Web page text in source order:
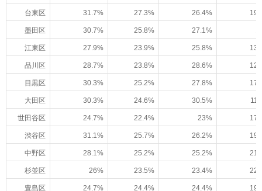
台東区 31.7% 27.3% 26.4%
墨田区 30.7% 25.8% 27.1%
江東区 27.9% 23.9% 25.8%
品川区 28.7% 23.8% 28.6%
目黒区 30.3% 25.2% 27.8%
大田区 30.3% 24.6% 30.5%
世田谷区 24.7% 22.4% 23%
渋谷区 31.1% 25.7% 26.2%
中野区 28.1% 25.2% 25.2%
杉並区 26% 23.5% 23.4%
豊島区 24.7% 24.4% 24.4%